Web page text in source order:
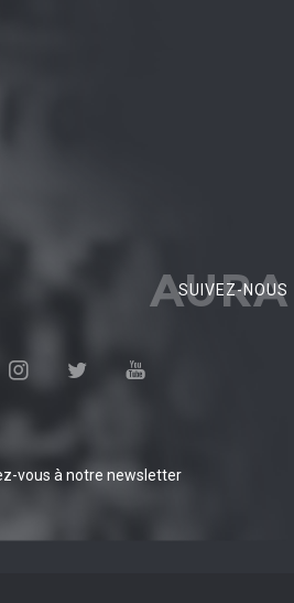
AURA
SUIVEZ-NOUS
vous à notre newsletter